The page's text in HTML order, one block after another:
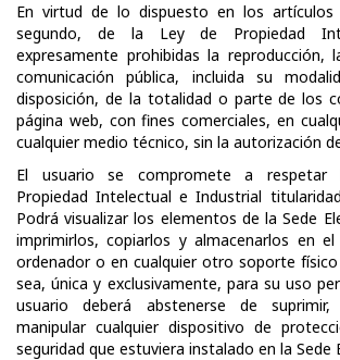
En virtud de lo dispuesto en los
segundo, de la Ley de Propiedad
expresamente prohibidas la reproducción,
comunicación pública, incluida su
disposición, de la totalidad o parte de los
página web, con fines comerciales, en
cualquier medio técnico, sin la autorización
El usuario se compromete a respetar
Propiedad Intelectual e Industrial
Podrá visualizar los elementos de la Sede
imprimirlos, copiarlos y almacenarlos en
ordenador o en cualquier otro soporte
sea, única y exclusivamente, para su uso
usuario deberá abstenerse de
manipular cualquier dispositivo de
seguridad que estuviera instalado en la Sede